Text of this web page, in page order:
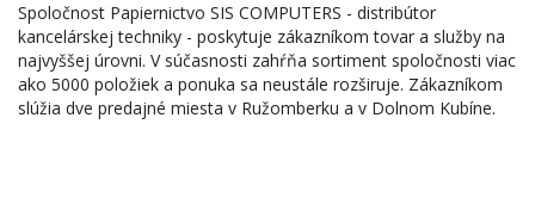
Spoločnost Papiernictvo SIS COMPUTERS - distribútor
kancelárskej techniky - poskytuje zákazníkom tovar a služby na
najvyššej úrovni. V súčasnosti zahŕňa sortiment spoločnosti viac
ako 5000 položiek a ponuka sa neustále rozširuje. Zákazníkom
slúžia dve predajné miesta v Ružomberku a v Dolnom Kubíne.